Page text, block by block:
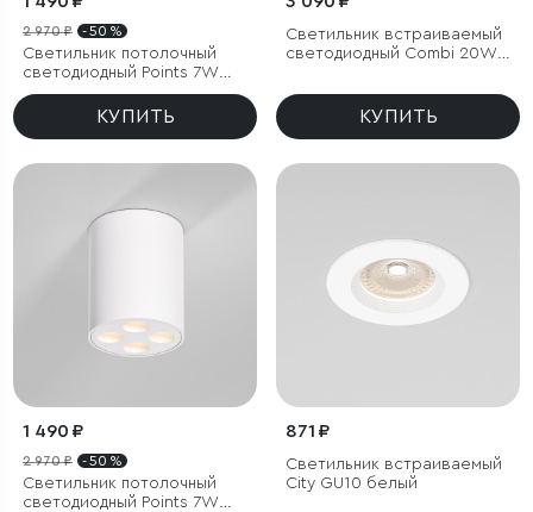
2 970 ₽ - 50 %
Светильник потолочный
светодиодный Points 7W
4000K черный
КУПИТЬ
Светильник встраиваемый
светодиодный Combi 20W
КУПИТЬ
1 490 ₽
2 970 ₽ - 50 %
Светильник потолочный
светодиодный Points 7W
871 ₽
Светильник встраиваемый
City GU10 белый